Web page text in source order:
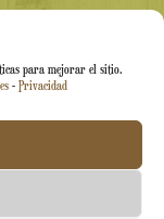
para mejorar el sitio.
- Privacidad
05070120877 |
CT-711169 |
CT-426037